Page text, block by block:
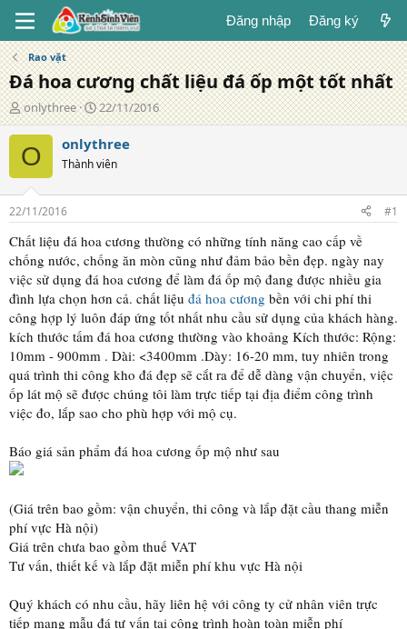
Đăng nhập Đăng ký
Rao vặt
Đá hoa cương chất liệu đá ốp một tốt nhất
T
á
c
g
ả
onlythree
N
g
à
y
đ
g
22/11/2016
O onlythree
Thành viên
22/11/2016 #1
Chất liệu đá hoa cương thường có những tính năng cao cấp về
chống nước, chống ăn mòn cũng như đảm bảo bền đẹp. ngày nay
việc sử dụng đá hoa cương để làm đá ốp mộ đang được nhiều gia
đình lựa chọn hơn cả. chất liệu đá hoa cương bền với chi phí thi
công hợp lý luôn đáp ứng tốt nhất nhu cầu sử dụng của khách hàng.
kích thước tấm đá hoa cương thường vào khoảng Kích thước: Rộng:
10mm - 900mm . Dài: <3400mm .Dày: 16-20 mm, tuy nhiên trong
quá trình thi công kho đá đẹp sẽ cắt ra để dễ dàng vận chuyển, việc
ốp lát mộ sẽ được chúng tôi làm trực tiếp tại địa điểm công trình
việc đo, lắp sao cho phù hợp với mộ cụ.
Báo giá sản phẩm đá hoa cương ốp mộ như sau
(Giá trên bao gồm: vận chuyển, thi công và lắp đặt cầu thang miễn
phí vực Hà nội)
Giá trên chưa bao gồm thuế VAT
Tư vấn, thiết kế và lắp đặt miễn phí khu vực Hà nội
Quý khách có nhu cầu, hãy liên hệ với công ty cử nhân viên trực
tiếp mang mẫu đá tư vấn tại công trình hoàn toàn miễn phí